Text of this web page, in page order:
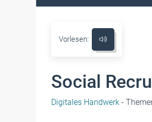
Vorlesen:
Social
Digitales Handwerk -